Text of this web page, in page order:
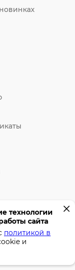
технологии
сайта
политикой в
и